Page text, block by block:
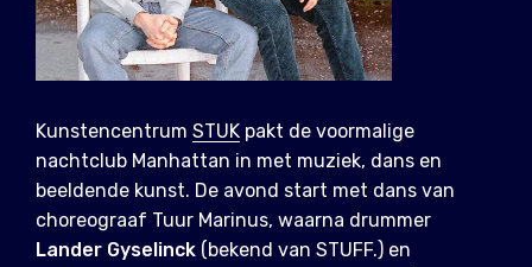
Kunstencentrum STUK pakt de voormalige
nachtclub Manhattan in met muziek, dans en
beeldende kunst. De avond start met dans van
choreograaf Tuur Marinus, waarna drummer
Lander Gyselinck (bekend van STUFF.) en